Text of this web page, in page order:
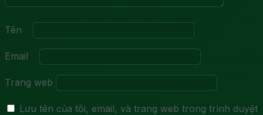
Tên
Email
Trang web
Lưu tên của tôi, email, và trang web trong trình duyệt